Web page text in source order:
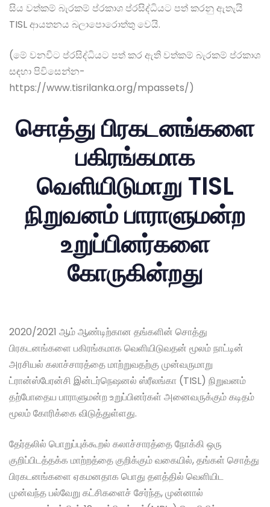
සිය වත්කම් බැරකම් ප්රකාශ ප්රසිද්ධියට පත් කරනු ඇතැයි
TISL ආයතනය බලාපොරොත්තු වෙයි.
(මේ වනවිට ප්රසිද්ධියට පත් කර ඇති වත්කම් බැරකම් ප්රකාශ
සඳහා පිවිසෙන්න-
https://www.tisrilanka.org/mpassets/)
சொத்து பிரகடனங்களை
பகிரங்கமாக
வெளியிடுமாறு TISL
நிறுவனம் பாராளுமன்ற
உறுப்பினர்களை
கோருகின்றது
2020/2021 ஆம் ஆண்டிற்கான தங்களின் சொத்து
பிரகடனங்களை பகிரங்கமாக வெளியிடுவதன் மூலம் நாட்டின்
அரசியல் கலாச்சாரத்தை மாற்றுவதற்கு முன்வருமாறு
ட்ரான்ஸ்பேரன்சி இன்டர்நெஷனல் ஸ்ரீலங்கா (TISL) நிறுவனம்
தற்போதைய பாராளுமன்ற உறுப்பினர்கள் அனைவருக்கும் கடிதம்
மூலம் கோரிக்கை விடுத்துள்ளது.
தேர்தலில் பொறுப்புக்கூறல் கலாச்சாரத்தை நோக்கி ஒரு
குறிப்பிடத்தக்க மாற்றத்தை குறிக்கும் வகையில், தங்கள் சொத்து
பிரகடனங்களை ஏகமனதாக பொது தளத்தில் வெளியிட
முன்வந்த பல்வேறு கட்சிகளைச் சேர்ந்த, முன்னால்